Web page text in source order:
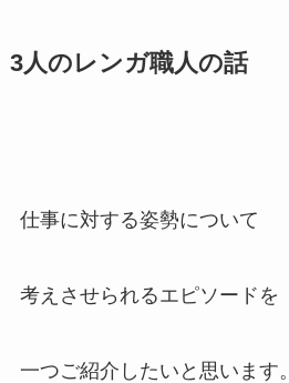
3人のレンガ職人の話
仕事に対する姿勢について
考えさせられるエピソードを
一つご紹介したいと思います。